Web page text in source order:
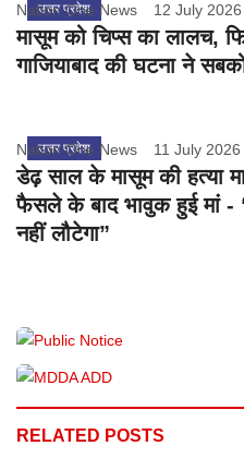
उत्तर प्रदेश
Nation One News 12 July 2026
मासूम को चिप्स का लालच,
गाजियाबाद की घटना ने
उत्तर प्रदेश
Nation One News 11 July 2026
डेढ़ साल के मासूम की हत्या
फैसले के बाद भावुक हुई मां -
नहीं लौटेगा”
RELATED POSTS